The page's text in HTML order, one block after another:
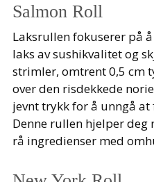
Salmon Roll
Laksrullen fokuserer på
laks av sushikvalitet og
strimler, omtrent 0,5 cm
over den risdekkede
jevnt trykk for å unngå at
Denne rullen hjelper deg
rå ingredienser med